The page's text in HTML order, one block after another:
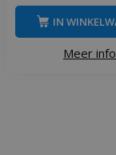
Meer info
IN